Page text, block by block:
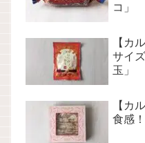
コ」
【カ
サイ
玉」
【カ
食感